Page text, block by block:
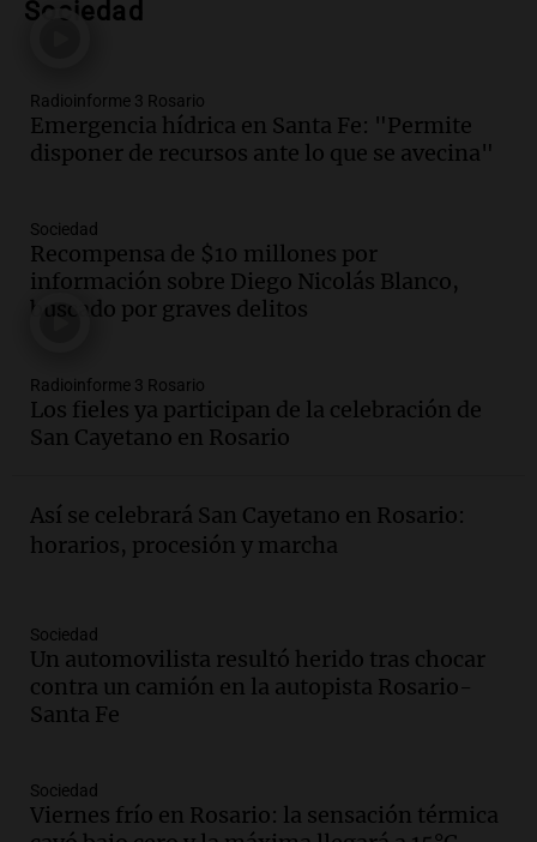
Episodios
intensos debates y protestas en
Argentina
Noticias
Descubrí Córdoba desde el corazón de la
ciudad
Noticias
Episodios
celebración de San Cayetano en Rosario
Noticias Rosario
Episodios
estatal: la SENAF asegura que se enteró
por los medios
Radioinforme 3
Audio.
nueva tarifa del 2,3% activa desde el 9
de julio de 2026
Panorama Federal
casi 1.500 llamados por fuertes vientos
de hasta 90 km/h
Sociedad
Radioinforme 3 Rosario
Emergencia hídrica en Santa Fe: "Permite
disponer de recursos ante lo que se avecina"
Sociedad
Recompensa de $10 millones por
información sobre Diego Nicolás Blanco,
buscado por graves delitos
Radioinforme 3 Rosario
Los fieles ya participan de la celebración de
San Cayetano en Rosario
Así se celebrará San Cayetano en Rosario:
horarios, procesión y marcha
Sociedad
Un automovilista resultó herido tras chocar
contra un camión en la autopista Rosario-
Santa Fe
Sociedad
Viernes frío en Rosario: la sensación térmica